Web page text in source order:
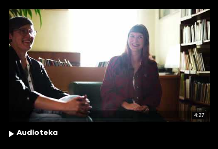
4:27
Audioteka